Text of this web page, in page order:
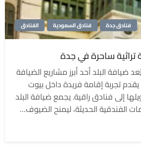
الفنادق فنادق السعودية فنادق جدة
تراثية ساحرة في جدة
ضيافة البلد أحد أبرز مشاريع الضيافة
تجربة إقامة فريدة داخل بيوت
إلى فنادق راقية. يجمع ضيافة البلد
الفندقية الحديثة، ليمنح الضيوف…